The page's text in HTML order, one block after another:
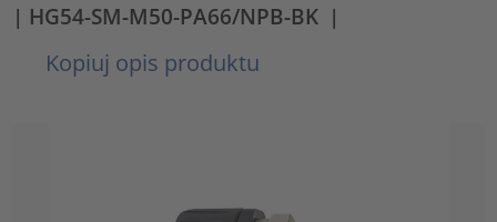
| HG54-SM-M50-PA66/NPB-BK |
Kopiuj opis produktu